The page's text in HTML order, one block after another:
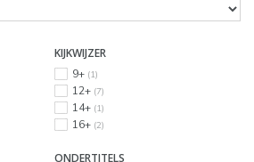
KIJKWIJZER
9+ (1)
12+ (7)
14+ (1)
16+ (2)
ONDERTITELS